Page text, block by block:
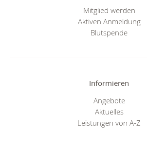
Mitglied werden
Aktiven Anmeldung
Blutspende
Informieren
Angebote
Aktuelles
Leistungen von A-Z